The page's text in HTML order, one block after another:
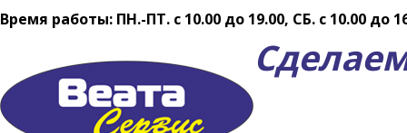
Время работы: ПН.-ПТ. c 10.00 до 19.00, СБ. с 10.00 до